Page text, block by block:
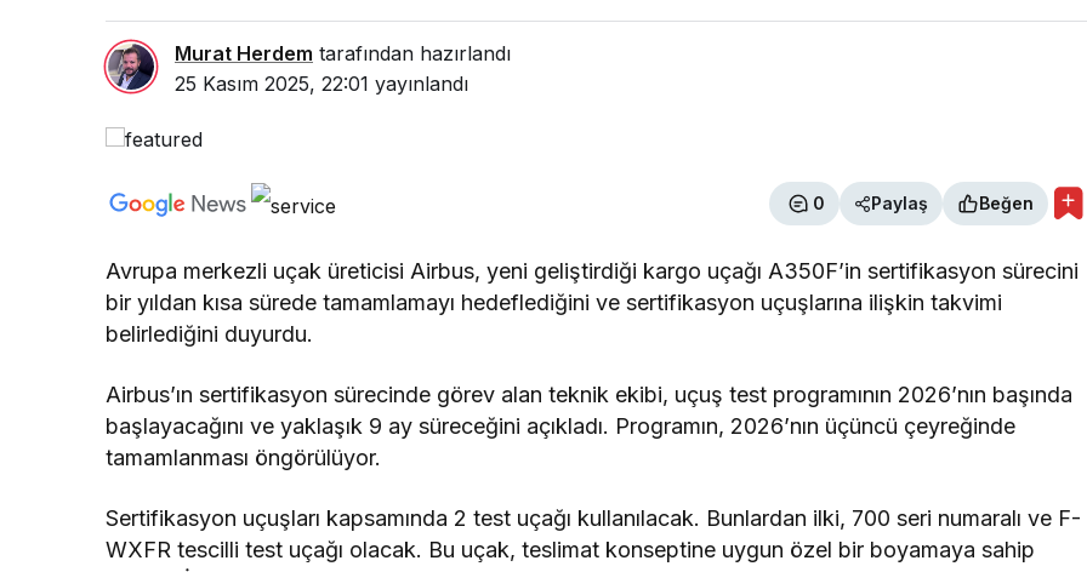
Murat Herdem tarafından hazırlandı
25 Kasım 2025, 22:01 yayınlandı
0 Paylaş Beğen
Avrupa merkezli uçak üreticisi Airbus, yeni geliştirdiği kargo uçağı A350F’in sertifikasyon sürecini
bir yıldan kısa sürede tamamlamayı hedeflediğini ve sertifikasyon uçuşlarına ilişkin takvimi
belirlediğini duyurdu.
Airbus’ın sertifikasyon sürecinde görev alan teknik ekibi, uçuş test programının 2026’nın başında
başlayacağını ve yaklaşık 9 ay süreceğini açıkladı. Programın, 2026’nın üçüncü çeyreğinde
tamamlanması öngörülüyor.
Sertifikasyon uçuşları kapsamında 2 test uçağı kullanılacak. Bunlardan ilki, 700 seri numaralı ve F-
WXFR tescilli test uçağı olacak. Bu uçak, teslimat konseptine uygun özel bir boyamaya sahip